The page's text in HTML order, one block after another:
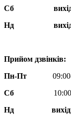
Сб
Нд
Прийом дзвінків:
Пн-Пт
09:00-
Сб
10:00-
Нд